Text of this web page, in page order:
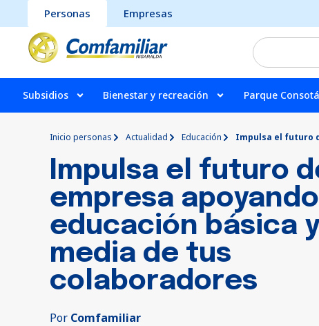
Personas Empresas
Subsidios Bienestar y recreación Parque Consotá
Inicio personas Actualidad Educación Impulsa el futuro
Impulsa el futuro
empresa
educación básica y
media de tus
colaboradores
Por Comfamiliar